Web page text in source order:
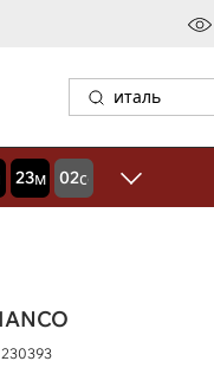
23минут
00секунд
230393